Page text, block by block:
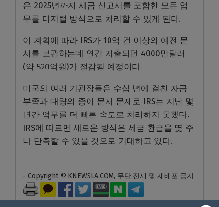
은 2025년까지 세금 신고서를 포함한 모든 업
무를 디지털 방식으로 처리할 수 있게 된다.
이 계획에 따라 IRS가 10억 건 이상의 예전 문
서를 보관하는데 연간 지출되던 4000만달러
(약 520억원)가 절감될 예정이다.
미국의 여러 기관장들은 수십 년에 걸친 자금
부족과 대량의 종이 문서 문제로 IRS는 지난 몇
년간 업무를 더 빠른 속도로 처리하지 못했다.
IRS에 따르면 새로운 방식은 세금 환급을 몇 주
나 단축할 수 있을 것으로 기대하고 있다.
- Copyright © KNEWSLA.COM, 무단 전재 및 재배포 금지